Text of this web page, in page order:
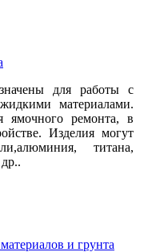
для работы с
материалами.
ямочного ремонта, в
Изделия могут
титана,
и грунта